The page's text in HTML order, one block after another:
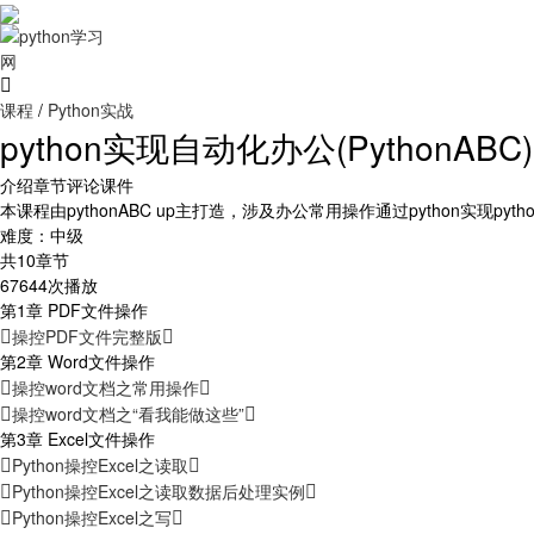
课程 / Python实战
python实现自动化办公(PythonABC)
介绍章节评论课件
本课程由pythonABC up主打造，涉及办公常用操作通过python实现
难度：中级
共10章节
67644次播放
第1章 PDF文件操作
操控PDF文件完整版
第2章 Word文件操作
操控word文档之常用操作
操控word文档之“看我能做这些”
第3章 Excel文件操作
Python操控Excel之读取
Python操控Excel之读取数据后处理实例
Python操控Excel之写